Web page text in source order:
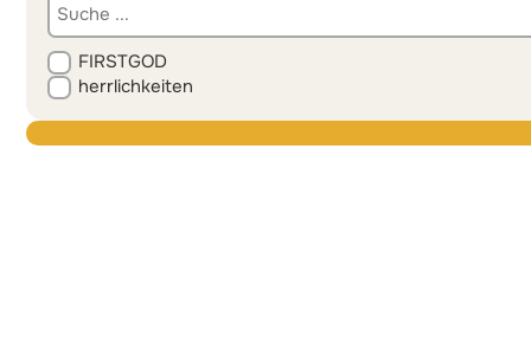
FIRSTGOD
herrlichkeiten